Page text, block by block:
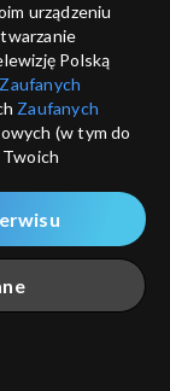
urządzeniu
Polską
Zaufanych
Zaufanych
(w tym do
przez
dalej